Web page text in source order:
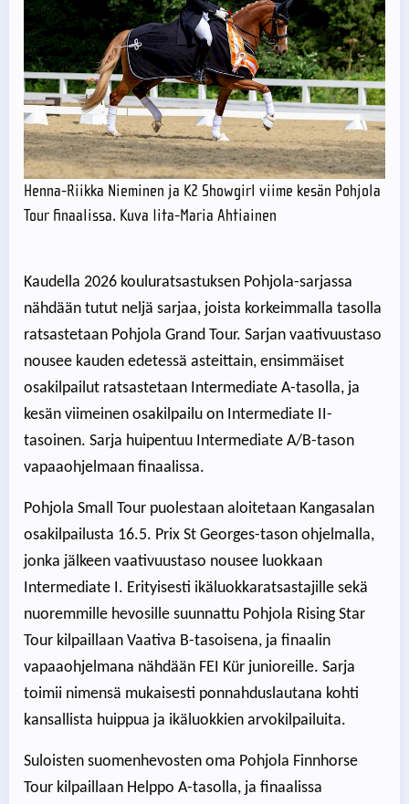
Henna-Riikka Nieminen ja K2 Showgirl viime kesän Pohjola
Tour finaalissa. Kuva Iita-Maria Ahtiainen
Kaudella 2026 kouluratsastuksen Pohjola-sarjassa
nähdään tutut neljä sarjaa, joista korkeimmalla tasolla
ratsastetaan Pohjola Grand Tour. Sarjan vaativuustaso
nousee kauden edetessä asteittain, ensimmäiset
osakilpailut ratsastetaan Intermediate A-tasolla, ja
kesän viimeinen osakilpailu on Intermediate II-
tasoinen. Sarja huipentuu Intermediate A/B-tason
vapaaohjelmaan finaalissa.
Pohjola Small Tour puolestaan aloitetaan Kangasalan
osakilpailusta 16.5. Prix St Georges-tason ohjelmalla,
jonka jälkeen vaativuustaso nousee luokkaan
Intermediate I. Erityisesti ikäluokkaratsastajille sekä
nuoremmille hevosille suunnattu Pohjola Rising Star
Tour kilpaillaan Vaativa B-tasoisena, ja finaalin
vapaaohjelmana nähdään FEI Kür junioreille. Sarja
toimii nimensä mukaisesti ponnahduslautana kohti
kansallista huippua ja ikäluokkien arvokilpailuita.
Suloisten suomenhevosten oma Pohjola Finnhorse
Tour kilpaillaan Helppo A-tasolla, ja finaalissa